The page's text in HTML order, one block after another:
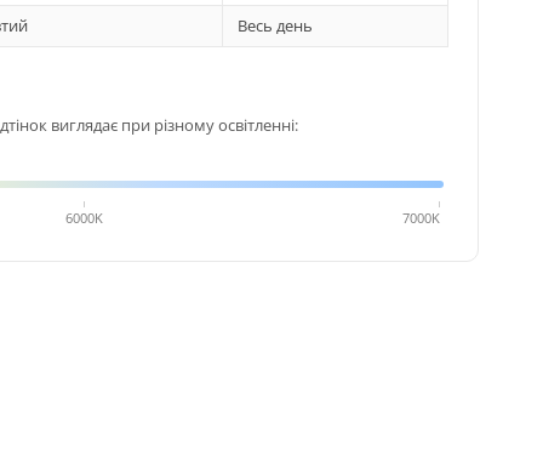
Весь день
виглядає при різному освітленні:
6000K 7000K